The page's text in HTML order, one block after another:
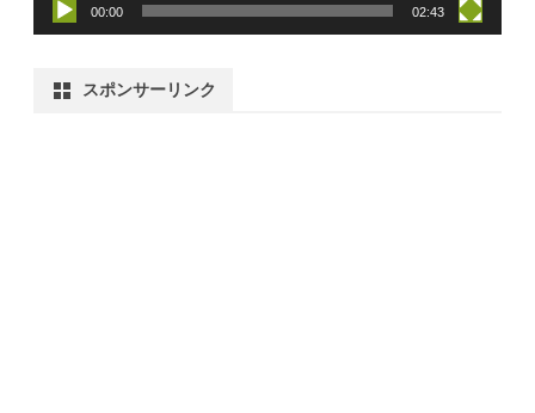
00:00 02:43
スポンサーリンク